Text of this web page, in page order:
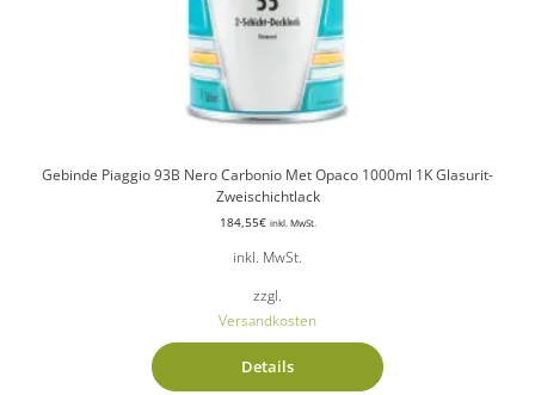
Gebinde Piaggio 93B Nero Carbonio Met Opaco 1000ml 1K Glasurit-
Zweischichtlack
184,55€ inkl. MwSt.
inkl. MwSt.
zzgl.
Versandkosten
Details